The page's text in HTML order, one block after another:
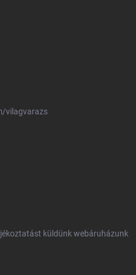
vilagvarazs
küldünk webáruházunk